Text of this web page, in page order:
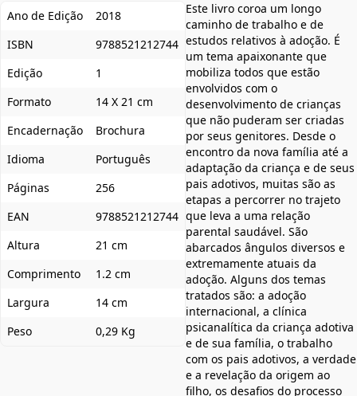
Ano de Edição
2018
ISBN
9788521212744
Edição
1
Formato
14 X 21 cm
Encadernação
Brochura
Idioma
Português
Páginas
256
EAN
9788521212744
Altura
21 cm
Comprimento
1.2 cm
Largura
14 cm
Peso
0,29 Kg
Este livro coroa um longo
caminho de trabalho e de
estudos relativos à adoção. É
um tema apaixonante que
mobiliza todos que estão
envolvidos com o
desenvolvimento de crianças
que não puderam ser criadas
por seus genitores. Desde o
encontro da nova família até a
adaptação da criança e de seus
pais adotivos, muitas são as
etapas a percorrer no trajeto
que leva a uma relação
parental saudável. São
abarcados ângulos diversos e
extremamente atuais da
adoção. Alguns dos temas
tratados são: a adoção
internacional, a clínica
psicanalítica da criança adotiva
e de sua família, o trabalho
com os pais adotivos, a verdade
e a revelação da origem ao
filho, os desafios do processo